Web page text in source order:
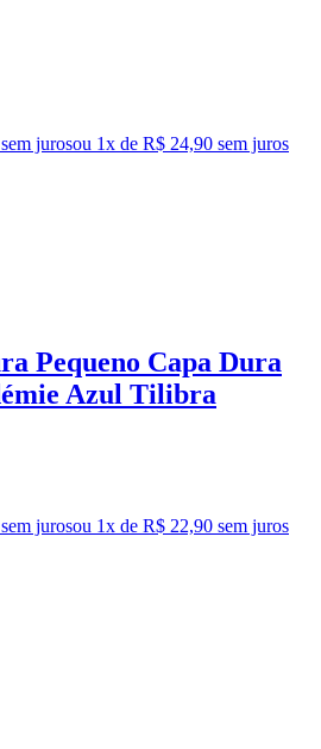
jurosou 1x de R$ 24,90 sem juros
Pequeno Capa Dura
Azul Tilibra
jurosou 1x de R$ 22,90 sem juros